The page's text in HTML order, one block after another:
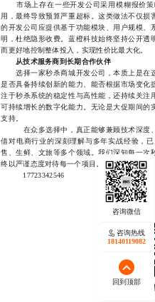
市场上存在一些开发公司采用模糊报价策
用，最终导致预算严重超标。这类做法不仅
的开发公司应提供基于功能模块、用户规模
明，杜绝隐形收费。蓝橙科技始终坚持公开
而更好地控制整体投入，实现性价比最大化。
从技术服务商到长期合作伙伴
选择一家秒杀商城开发公司，本质上是在
是否具备持续创新的能力、能否根据市场变
注于秒杀系统的稳定性与高性能，还持续关
可持续增长的数字化能力。无论是大促期间
支持。
在众多选择中，真正能够兼顾技术深度、
借对电商行业的深刻理解与多年实战经验，
售、生鲜、文旅等多个领域。我们深知每一
终以严谨态度对待每一个项目。
17723342546
欢迎
咨询热线
18140119082
回到顶部